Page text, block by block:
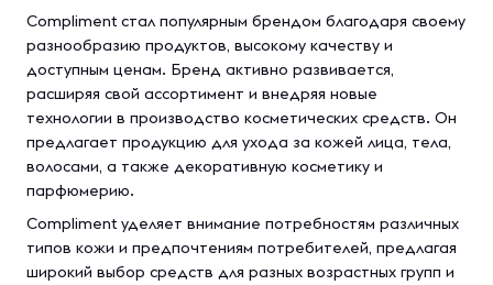
Compliment стал популярным брендом благодаря своему
разнообразию продуктов, высокому качеству и
доступным ценам. Бренд активно развивается,
расширяя свой ассортимент и внедряя новые
технологии в производство косметических средств. Он
предлагает продукцию для ухода за кожей лица, тела,
волосами, а также декоративную косметику и
парфюмерию.
Compliment уделяет внимание потребностям различных
типов кожи и предпочтениям потребителей, предлагая
широкий выбор средств для разных возрастных групп и